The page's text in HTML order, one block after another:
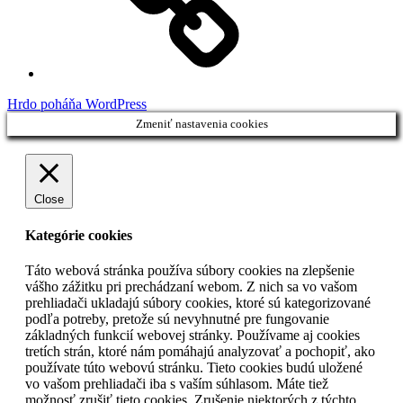
Hrdo poháňa WordPress
Zmeniť nastavenia cookies
Close
Kategórie cookies
Táto webová stránka používa súbory cookies na zlepšenie
vášho zážitku pri prechádzaní webom. Z nich sa vo vašom
prehliadači ukladajú súbory cookies, ktoré sú kategorizované
podľa potreby, pretože sú nevyhnutné pre fungovanie
základných funkcií webovej stránky. Používame aj cookies
tretích strán, ktoré nám pomáhajú analyzovať a pochopiť, ako
používate túto webovú stránku. Tieto cookies budú uložené
vo vašom prehliadači iba s vaším súhlasom. Máte tiež